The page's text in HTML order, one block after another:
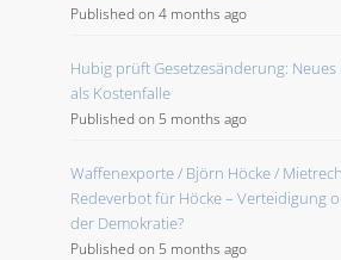
Published on 4 months ago
Hubig prüft Gesetzesänderung: Neues
als Kostenfalle
Published on 5 months ago
Waffenexporte / Björn Höcke /
Redeverbot für Höcke – Verteidigung
der Demokratie?
Published on 5 months ago